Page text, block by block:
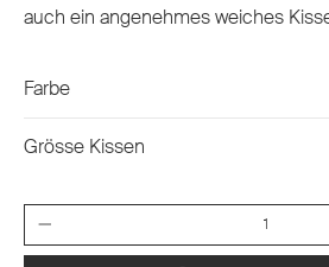
auch ein angenehmes weiches
Farbe
Grösse Kissen
Anzahl